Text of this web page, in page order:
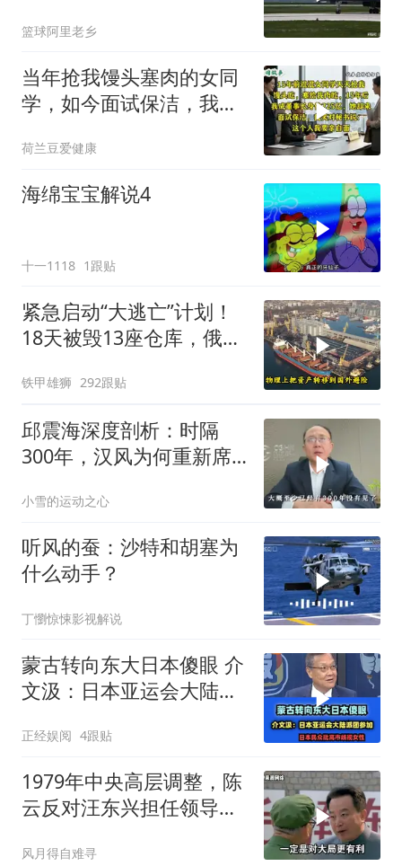
篮球阿里老乡
当年抢我馒头塞肉的女同
学，如今面试保洁，我亲
荷兰豆爱健康
海绵宝宝解说4
十一1118 1跟贴
紧急启动“大逃亡”计划！
18天被毁13座仓库，俄电
策
铁甲雄狮 292跟贴
邱震海深度剖析：时隔
300年，汉风为何重新席
小雪的运动之心
听风的蚕：沙特和胡塞为
什么动手？
丁懰惊悚影视解说
蒙古转向东大日本傻眼 介
文汲：日本亚运会大陆派
正经娱阅 4跟贴
1979年中央高层调整，陈
云反对汪东兴担任领导职
风月得自难寻